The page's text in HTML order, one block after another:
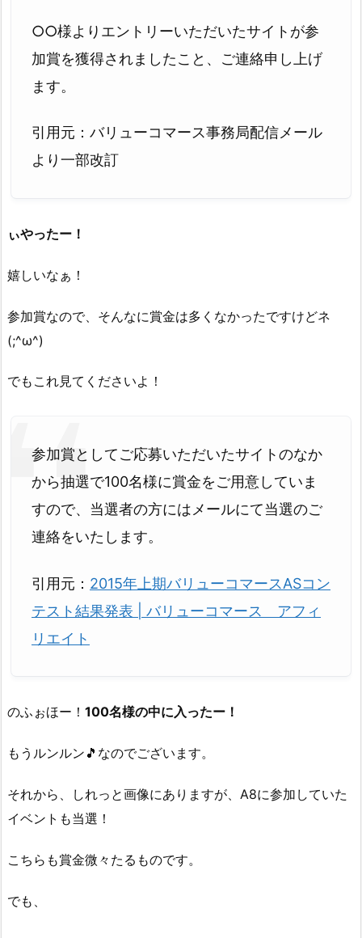
○○様よりエントリーいただいたサイトが参
加賞を獲得されましたこと、ご連絡申し上げ
ます。
引用元：バリューコマース事務局配信メール
より一部改訂
ぃやったー！
嬉しいなぁ！
参加賞なので、そんなに賞金は多くなかったですけどネ
(;^ω^)
でもこれ見てくださいよ！
参加賞としてご応募いただいたサイトのなか
から抽選で100名様に賞金をご用意していま
すので、当選者の方にはメールにて当選のご
連絡をいたします。
引用元： 2015年上期バリューコマースASコン
テスト結果発表 | バリューコマース アフィ
リエイト
のふぉほー！ 100名様の中に入ったー！
もうルンルン🎵なのでございます。
それから、しれっと画像にありますが、A8に参加していた
イベントも当選！
こちらも賞金微々たるものです。
でも、